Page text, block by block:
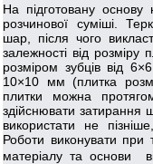
На підготовану
розчинової суміші.
шар, після чого
залежності від розміру
розміром зубців від
10×10 мм (плитка
плитки можна
здійснювати затирання
використати не
Роботи виконувати при
матеріалу та основи